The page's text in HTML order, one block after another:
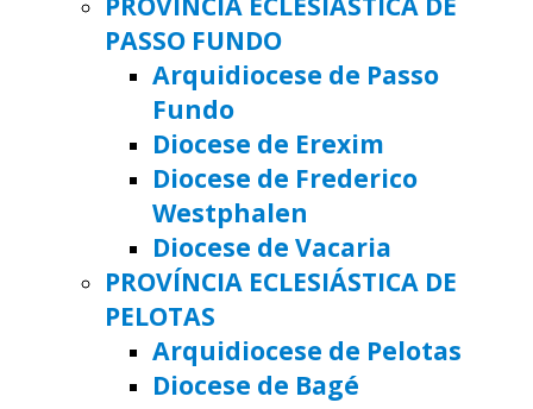
PASSO FUNDO
Arquidiocese de Passo
Fundo
Diocese de Erexim
Diocese de Frederico
Westphalen
Diocese de Vacaria
PROVÍNCIA ECLESIÁSTICA DE
PELOTAS
Arquidiocese de Pelotas
Diocese de Bagé